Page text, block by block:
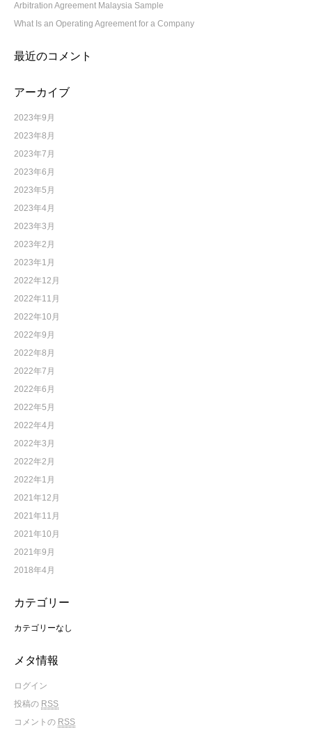
Arbitration Agreement Malaysia Sample
What Is an Operating Agreement for a Company
最近のコメント
アーカイブ
2023年9月
2023年8月
2023年7月
2023年6月
2023年5月
2023年4月
2023年3月
2023年2月
2023年1月
2022年12月
2022年11月
2022年10月
2022年9月
2022年8月
2022年7月
2022年6月
2022年5月
2022年4月
2022年3月
2022年2月
2022年1月
2021年12月
2021年11月
2021年10月
2021年9月
2018年4月
カテゴリー
カテゴリーなし
メタ情報
ログイン
投稿の RSS
コメントの RSS